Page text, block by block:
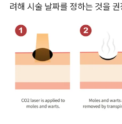
려해 시술 날짜를 정하는 것을